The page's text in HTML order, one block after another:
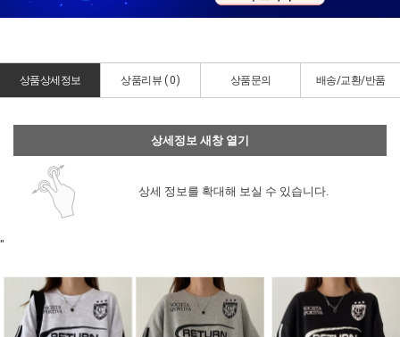
상품상세정보 상품리뷰 (0) 상품문의 배송/교환/반품
상세정보 새창 열기
상세 정보를 확대해 보실 수 있습니다.
"